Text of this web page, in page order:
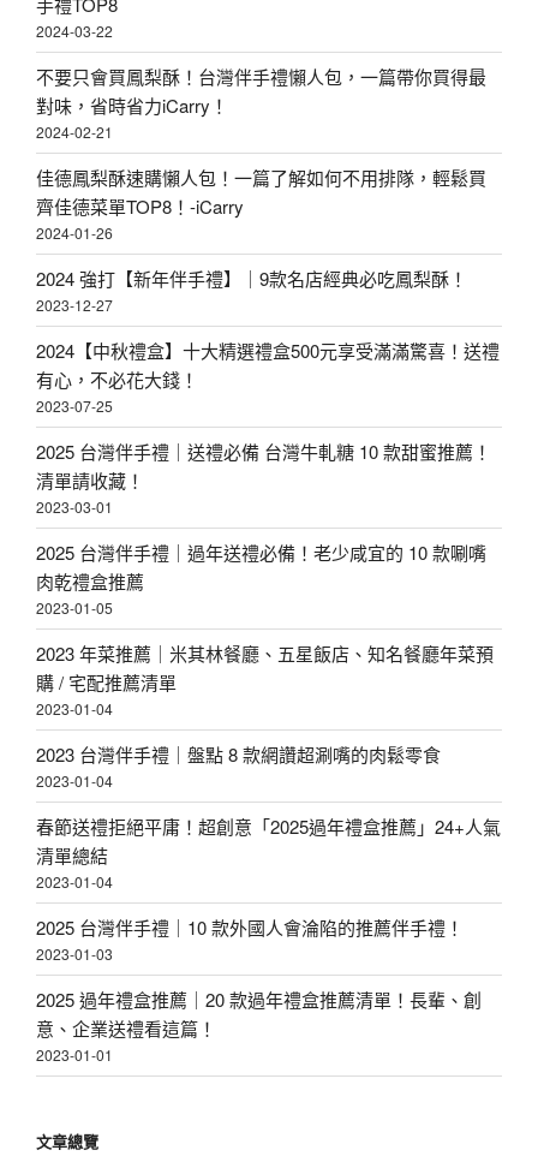
2024-03-22
不要只會買鳳梨酥！台灣伴手禮懶人包，一篇帶你買得最
對味，省時省力iCarry！
2024-02-21
佳德鳳梨酥速購懶人包！一篇了解如何不用排隊，輕鬆買
齊佳德菜單TOP8！-iCarry
2024-01-26
2024 強打【新年伴手禮】｜9款名店經典必吃鳳梨酥！
2023-12-27
2024【中秋禮盒】十大精選禮盒500元享受滿滿驚喜！送禮
有心，不必花大錢！
2023-07-25
2025 台灣伴手禮｜送禮必備 台灣牛軋糖 10 款甜蜜推薦！
清單請收藏！
2023-03-01
2025 台灣伴手禮｜過年送禮必備！老少咸宜的 10 款唰嘴
肉乾禮盒推薦
2023-01-05
2023 年菜推薦｜米其林餐廳、五星飯店、知名餐廳年菜預
購 / 宅配推薦清單
2023-01-04
2023 台灣伴手禮｜盤點 8 款網讚超涮嘴的肉鬆零食
2023-01-04
春節送禮拒絕平庸！超創意「2025過年禮盒推薦」24+人氣
清單總結
2023-01-04
2025 台灣伴手禮｜10 款外國人會淪陷的推薦伴手禮！
2023-01-03
2025 過年禮盒推薦｜20 款過年禮盒推薦清單！長輩、創
意、企業送禮看這篇！
2023-01-01
文章總覽